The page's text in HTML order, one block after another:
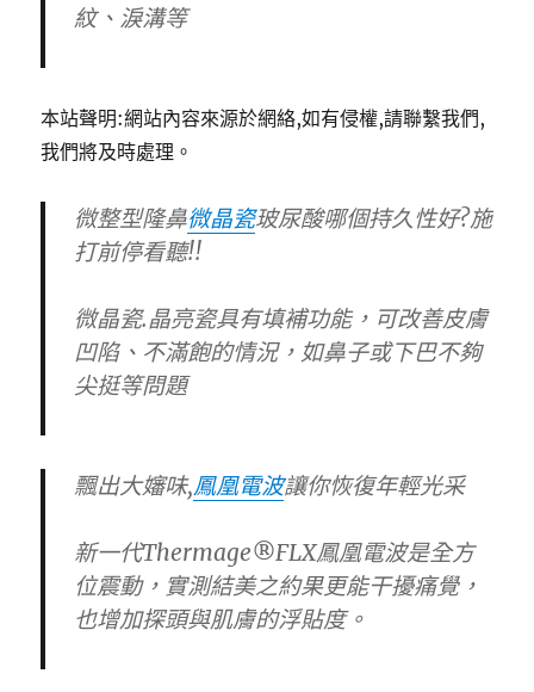
紋、淚溝等
本站聲明:網站內容來源於網絡,如有侵權,請聯繫我們,
我們將及時處理。
微整型隆鼻微晶瓷玻尿酸哪個持久性好?施
打前停看聽!!
微晶瓷.晶亮瓷具有填補功能，可改善皮膚
凹陷、不滿飽的情況，如鼻子或下巴不夠
尖挺等問題
飄出大嬸味,鳳凰電波讓你恢復年輕光采
新一代Thermage®FLX鳳凰電波是全方
位震動，實測結美之約果更能干擾痛覺，
也增加探頭與肌膚的浮貼度。